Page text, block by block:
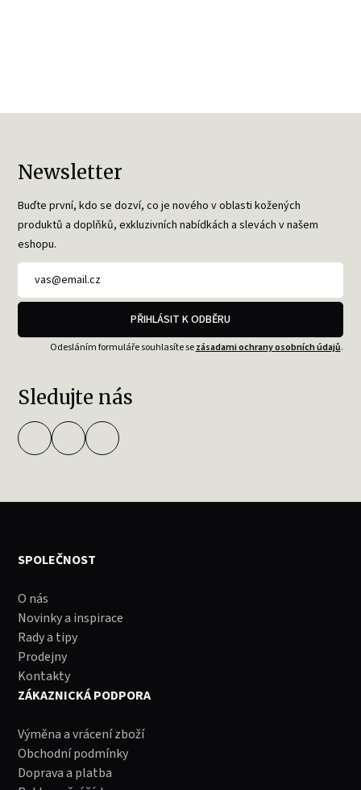
Newsletter
Buďte první, kdo se dozví, co je nového v oblasti kožených
produktů a doplňků, exkluzivních nabídkách a slevách v našem
eshopu.
PŘIHLÁSIT K ODBĚRU
Odesláním formuláře souhlasíte sezásadami ochrany osobních údajů.
Sledujte nás
SPOLEČNOST
O nás
Novinky a inspirace
Rady a tipy
Prodejny
Kontakty
ZÁKAZNICKÁ PODPORA
Výměna a vrácení zboží
Obchodní podmínky
Doprava a platba